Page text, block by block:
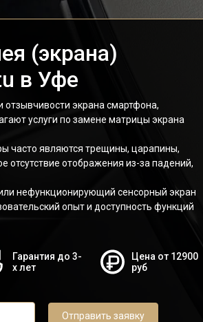
(экрана)
в Уфе
отзывчивости экрана смартфона,
услуги по замене матрицы экрана
часто являются трещины, царапины,
отсутствие отображения из-за падений,
нефункционирующий сенсорный экран
опыт и доступность функций
Гарантия до 3-
х лет
Цена от 12900
руб
Отправить заявку